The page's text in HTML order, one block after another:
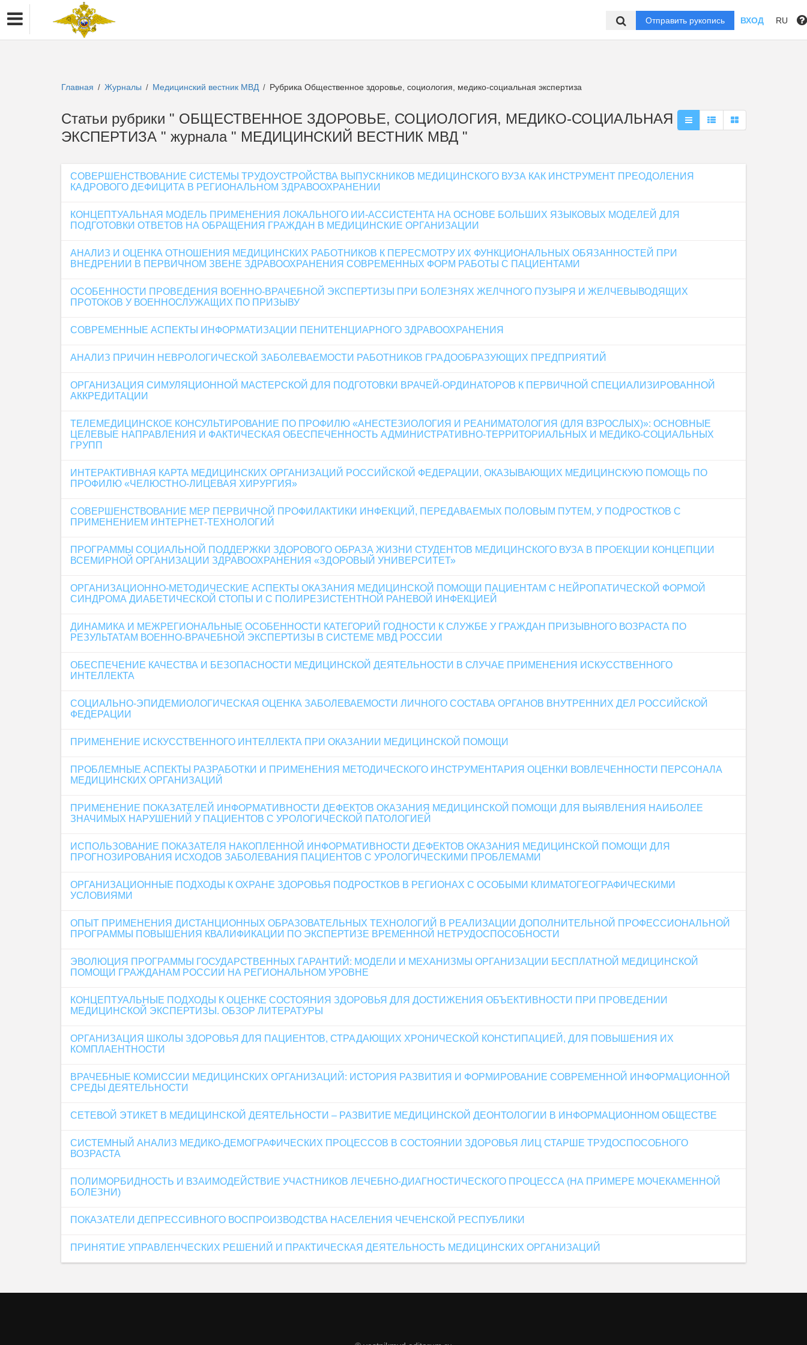
Отправить рукопись ВХОД RU
Главная / Журналы / Медицинский вестник МВД / Рубрика Общественное здоровье, социология, медико-социальная экспертиза
Статьи рубрики " ОБЩЕСТВЕННОЕ ЗДОРОВЬЕ, СОЦИОЛОГИЯ, МЕДИКО-СОЦИАЛЬНАЯ
ЭКСПЕРТИЗА " журнала " МЕДИЦИНСКИЙ ВЕСТНИК МВД "
СОВЕРШЕНСТВОВАНИЕ СИСТЕМЫ ТРУДОУСТРОЙСТВА ВЫПУСКНИКОВ МЕДИЦИНСКОГО ВУЗА КАК ИНСТРУМЕНТ ПРЕОДОЛЕНИЯ
КАДРОВОГО ДЕФИЦИТА В РЕГИОНАЛЬНОМ ЗДРАВООХРАНЕНИИ
КОНЦЕПТУАЛЬНАЯ МОДЕЛЬ ПРИМЕНЕНИЯ ЛОКАЛЬНОГО ИИ-АССИСТЕНТА НА ОСНОВЕ БОЛЬШИХ ЯЗЫКОВЫХ МОДЕЛЕЙ ДЛЯ
ПОДГОТОВКИ ОТВЕТОВ НА ОБРАЩЕНИЯ ГРАЖДАН В МЕДИЦИНСКИЕ ОРГАНИЗАЦИИ
АНАЛИЗ И ОЦЕНКА ОТНОШЕНИЯ МЕДИЦИНСКИХ РАБОТНИКОВ К ПЕРЕСМОТРУ ИХ ФУНКЦИОНАЛЬНЫХ ОБЯЗАННОСТЕЙ ПРИ
ВНЕДРЕНИИ В ПЕРВИЧНОМ ЗВЕНЕ ЗДРАВООХРАНЕНИЯ СОВРЕМЕННЫХ ФОРМ РАБОТЫ С ПАЦИЕНТАМИ
ОСОБЕННОСТИ ПРОВЕДЕНИЯ ВОЕННО-ВРАЧЕБНОЙ ЭКСПЕРТИЗЫ ПРИ БОЛЕЗНЯХ ЖЕЛЧНОГО ПУЗЫРЯ И ЖЕЛЧЕВЫВОДЯЩИХ
ПРОТОКОВ У ВОЕННОСЛУЖАЩИХ ПО ПРИЗЫВУ
СОВРЕМЕННЫЕ АСПЕКТЫ ИНФОРМАТИЗАЦИИ ПЕНИТЕНЦИАРНОГО ЗДРАВООХРАНЕНИЯ
АНАЛИЗ ПРИЧИН НЕВРОЛОГИЧЕСКОЙ ЗАБОЛЕВАЕМОСТИ РАБОТНИКОВ ГРАДООБРАЗУЮЩИХ ПРЕДПРИЯТИЙ
ОРГАНИЗАЦИЯ СИМУЛЯЦИОННОЙ МАСТЕРСКОЙ ДЛЯ ПОДГОТОВКИ ВРАЧЕЙ-ОРДИНАТОРОВ К ПЕРВИЧНОЙ СПЕЦИАЛИЗИРОВАННОЙ
АККРЕДИТАЦИИ
ТЕЛЕМЕДИЦИНСКОЕ КОНСУЛЬТИРОВАНИЕ ПО ПРОФИЛЮ «АНЕСТЕЗИОЛОГИЯ И РЕАНИМАТОЛОГИЯ (ДЛЯ ВЗРОСЛЫХ)»: ОСНОВНЫЕ
ЦЕЛЕВЫЕ НАПРАВЛЕНИЯ И ФАКТИЧЕСКАЯ ОБЕСПЕЧЕННОСТЬ АДМИНИСТРАТИВНО-ТЕРРИТОРИАЛЬНЫХ И МЕДИКО-СОЦИАЛЬНЫХ
ГРУПП
ИНТЕРАКТИВНАЯ КАРТА МЕДИЦИНСКИХ ОРГАНИЗАЦИЙ РОССИЙСКОЙ ФЕДЕРАЦИИ, ОКАЗЫВАЮЩИХ МЕДИЦИНСКУЮ ПОМОЩЬ ПО
ПРОФИЛЮ «ЧЕЛЮСТНО-ЛИЦЕВАЯ ХИРУРГИЯ»
СОВЕРШЕНСТВОВАНИЕ МЕР ПЕРВИЧНОЙ ПРОФИЛАКТИКИ ИНФЕКЦИЙ, ПЕРЕДАВАЕМЫХ ПОЛОВЫМ ПУТЕМ, У ПОДРОСТКОВ С
ПРИМЕНЕНИЕМ ИНТЕРНЕТ-ТЕХНОЛОГИЙ
ПРОГРАММЫ СОЦИАЛЬНОЙ ПОДДЕРЖКИ ЗДОРОВОГО ОБРАЗА ЖИЗНИ СТУДЕНТОВ МЕДИЦИНСКОГО ВУЗА В ПРОЕКЦИИ КОНЦЕПЦИИ
ВСЕМИРНОЙ ОРГАНИЗАЦИИ ЗДРАВООХРАНЕНИЯ «ЗДОРОВЫЙ УНИВЕРСИТЕТ»
ОРГАНИЗАЦИОННО-МЕТОДИЧЕСКИЕ АСПЕКТЫ ОКАЗАНИЯ МЕДИЦИНСКОЙ ПОМОЩИ ПАЦИЕНТАМ С НЕЙРОПАТИЧЕСКОЙ ФОРМОЙ
СИНДРОМА ДИАБЕТИЧЕСКОЙ СТОПЫ И С ПОЛИРЕЗИСТЕНТНОЙ РАНЕВОЙ ИНФЕКЦИЕЙ
ДИНАМИКА И МЕЖРЕГИОНАЛЬНЫЕ ОСОБЕННОСТИ КАТЕГОРИЙ ГОДНОСТИ К СЛУЖБЕ У ГРАЖДАН ПРИЗЫВНОГО ВОЗРАСТА ПО
РЕЗУЛЬТАТАМ ВОЕННО-ВРАЧЕБНОЙ ЭКСПЕРТИЗЫ В СИСТЕМЕ МВД РОССИИ
ОБЕСПЕЧЕНИЕ КАЧЕСТВА И БЕЗОПАСНОСТИ МЕДИЦИНСКОЙ ДЕЯТЕЛЬНОСТИ В СЛУЧАЕ ПРИМЕНЕНИЯ ИСКУССТВЕННОГО
ИНТЕЛЛЕКТА
СОЦИАЛЬНО-ЭПИДЕМИОЛОГИЧЕСКАЯ ОЦЕНКА ЗАБОЛЕВАЕМОСТИ ЛИЧНОГО СОСТАВА ОРГАНОВ ВНУТРЕННИХ ДЕЛ РОССИЙСКОЙ
ФЕДЕРАЦИИ
ПРИМЕНЕНИЕ ИСКУССТВЕННОГО ИНТЕЛЛЕКТА ПРИ ОКАЗАНИИ МЕДИЦИНСКОЙ ПОМОЩИ
ПРОБЛЕМНЫЕ АСПЕКТЫ РАЗРАБОТКИ И ПРИМЕНЕНИЯ МЕТОДИЧЕСКОГО ИНСТРУМЕНТАРИЯ ОЦЕНКИ ВОВЛЕЧЕННОСТИ ПЕРСОНАЛА
МЕДИЦИНСКИХ ОРГАНИЗАЦИЙ
ПРИМЕНЕНИЕ ПОКАЗАТЕЛЕЙ ИНФОРМАТИВНОСТИ ДЕФЕКТОВ ОКАЗАНИЯ МЕДИЦИНСКОЙ ПОМОЩИ ДЛЯ ВЫЯВЛЕНИЯ НАИБОЛЕЕ
ЗНАЧИМЫХ НАРУШЕНИЙ У ПАЦИЕНТОВ С УРОЛОГИЧЕСКОЙ ПАТОЛОГИЕЙ
ИСПОЛЬЗОВАНИЕ ПОКАЗАТЕЛЯ НАКОПЛЕННОЙ ИНФОРМАТИВНОСТИ ДЕФЕКТОВ ОКАЗАНИЯ МЕДИЦИНСКОЙ ПОМОЩИ ДЛЯ
ПРОГНОЗИРОВАНИЯ ИСХОДОВ ЗАБОЛЕВАНИЯ ПАЦИЕНТОВ С УРОЛОГИЧЕСКИМИ ПРОБЛЕМАМИ
ОРГАНИЗАЦИОННЫЕ ПОДХОДЫ К ОХРАНЕ ЗДОРОВЬЯ ПОДРОСТКОВ В РЕГИОНАХ С ОСОБЫМИ КЛИМАТОГЕОГРАФИЧЕСКИМИ
УСЛОВИЯМИ
ОПЫТ ПРИМЕНЕНИЯ ДИСТАНЦИОННЫХ ОБРАЗОВАТЕЛЬНЫХ ТЕХНОЛОГИЙ В РЕАЛИЗАЦИИ ДОПОЛНИТЕЛЬНОЙ ПРОФЕССИОНАЛЬНОЙ
ПРОГРАММЫ ПОВЫШЕНИЯ КВАЛИФИКАЦИИ ПО ЭКСПЕРТИЗЕ ВРЕМЕННОЙ НЕТРУДОСПОСОБНОСТИ
ЭВОЛЮЦИЯ ПРОГРАММЫ ГОСУДАРСТВЕННЫХ ГАРАНТИЙ: МОДЕЛИ И МЕХАНИЗМЫ ОРГАНИЗАЦИИ БЕСПЛАТНОЙ МЕДИЦИНСКОЙ
ПОМОЩИ ГРАЖДАНАМ РОССИИ НА РЕГИОНАЛЬНОМ УРОВНЕ
КОНЦЕПТУАЛЬНЫЕ ПОДХОДЫ К ОЦЕНКЕ СОСТОЯНИЯ ЗДОРОВЬЯ ДЛЯ ДОСТИЖЕНИЯ ОБЪЕКТИВНОСТИ ПРИ ПРОВЕДЕНИИ
МЕДИЦИНСКОЙ ЭКСПЕРТИЗЫ. ОБЗОР ЛИТЕРАТУРЫ
ОРГАНИЗАЦИЯ ШКОЛЫ ЗДОРОВЬЯ ДЛЯ ПАЦИЕНТОВ, СТРАДАЮЩИХ ХРОНИЧЕСКОЙ КОНСТИПАЦИЕЙ, ДЛЯ ПОВЫШЕНИЯ ИХ
КОМПЛАЕНТНОСТИ
ВРАЧЕБНЫЕ КОМИССИИ МЕДИЦИНСКИХ ОРГАНИЗАЦИЙ: ИСТОРИЯ РАЗВИТИЯ И ФОРМИРОВАНИЕ СОВРЕМЕННОЙ ИНФОРМАЦИОННОЙ
СРЕДЫ ДЕЯТЕЛЬНОСТИ
СЕТЕВОЙ ЭТИКЕТ В МЕДИЦИНСКОЙ ДЕЯТЕЛЬНОСТИ – РАЗВИТИЕ МЕДИЦИНСКОЙ ДЕОНТОЛОГИИ В ИНФОРМАЦИОННОМ ОБЩЕСТВЕ
СИСТЕМНЫЙ АНАЛИЗ МЕДИКО-ДЕМОГРАФИЧЕСКИХ ПРОЦЕССОВ В СОСТОЯНИИ ЗДОРОВЬЯ ЛИЦ СТАРШЕ ТРУДОСПОСОБНОГО
ВОЗРАСТА
ПОЛИМОРБИДНОСТЬ И ВЗАИМОДЕЙСТВИЕ УЧАСТНИКОВ ЛЕЧЕБНО-ДИАГНОСТИЧЕСКОГО ПРОЦЕССА (НА ПРИМЕРЕ МОЧЕКАМЕННОЙ
БОЛЕЗНИ)
ПОКАЗАТЕЛИ ДЕПРЕССИВНОГО ВОСПРОИЗВОДСТВА НАСЕЛЕНИЯ ЧЕЧЕНСКОЙ РЕСПУБЛИКИ
ПРИНЯТИЕ УПРАВЛЕНЧЕСКИХ РЕШЕНИЙ И ПРАКТИЧЕСКАЯ ДЕЯТЕЛЬНОСТЬ МЕДИЦИНСКИХ ОРГАНИЗАЦИЙ